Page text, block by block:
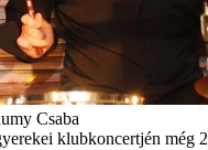
Csaba
klubkoncertjén még